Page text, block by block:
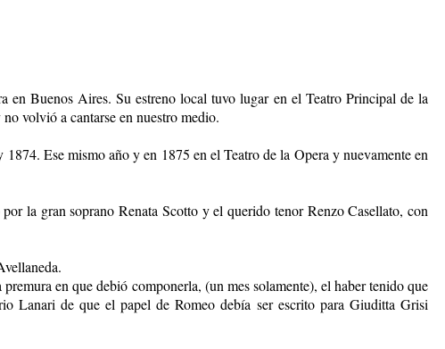
Buenos Aires. Su estreno local tuvo lugar en el Teatro Principal de la
volvió a cantarse en nuestro medio.
Ese mismo año y en 1875 en el Teatro de la Opera y nuevamente en
la gran soprano Renata Scotto y el querido tenor Renzo Casellato, con
en que debió componerla, (un mes solamente), el haber tenido que
Lanari de que el papel de Romeo debía ser escrito para Giuditta Grisi